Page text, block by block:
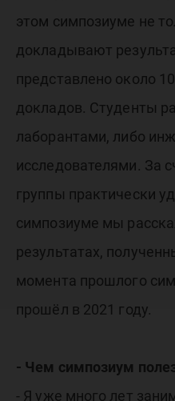
этом симпозиуме не
докладывают
представлено около
докладов. Студенты
лаборантами, либо
исследователями. За
группы практически
симпозиуме мы
результатах,
момента прошлого
прошёл в 2021 году.
- Чем симпозиум
- Я уже много лет